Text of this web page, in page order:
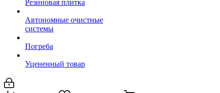
Резиновая плитка
Автономные очистные
системы
Погреба
Уцененный товар